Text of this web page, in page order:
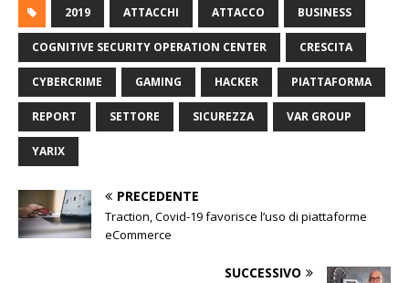
2019 ATTACCHI ATTACCO BUSINESS
COGNITIVE SECURITY OPERATION CENTER CRESCITA
CYBERCRIME GAMING HACKER PIATTAFORMA
REPORT SETTORE SICUREZZA VAR GROUP
YARIX
PRECEDENTE
Traction, Covid-19 favorisce l’uso di piattaforme
eCommerce
SUCCESSIVO